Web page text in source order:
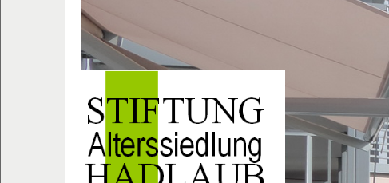
IMPRESSIONEN
VERANSTALTUNGEN